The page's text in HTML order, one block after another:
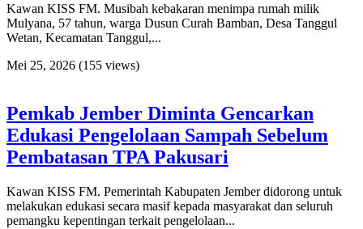
Kawan KISS FM. Musibah kebakaran menimpa rumah milik
Mulyana, 57 tahun, warga Dusun Curah Bamban, Desa Tanggul
Wetan, Kecamatan Tanggul,...
Mei 25, 2026 (155 views)
Pemkab Jember Diminta Gencarkan
Edukasi Pengelolaan Sampah Sebelum
Pembatasan TPA Pakusari
Kawan KISS FM. Pemerintah Kabupaten Jember didorong untuk
melakukan edukasi secara masif kepada masyarakat dan seluruh
pemangku kepentingan terkait pengelolaan...